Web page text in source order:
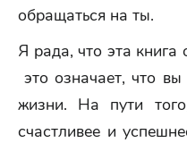
обращаться на ты.
Я рада, что эта книга
это означает, что
жизни. На пути
счастливее и